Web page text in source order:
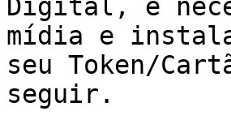
Digital, é
mídia e
seu Token/
seguir.